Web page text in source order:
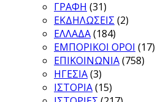
ΓΡΑΦΗ (31)
ΕΚΔΗΛΩΣΕΙΣ (2)
ΕΛΛΑΔΑ(184)
ΕΜΠΟΡΙΚΟΙ ΟΡΟΙ (17)
ΕΠΙΚΟΙΝΩΝΙΑ(758)
ΗΓΕΣΙΑ(3)
ΙΣΤΟΡΙΑ(15)